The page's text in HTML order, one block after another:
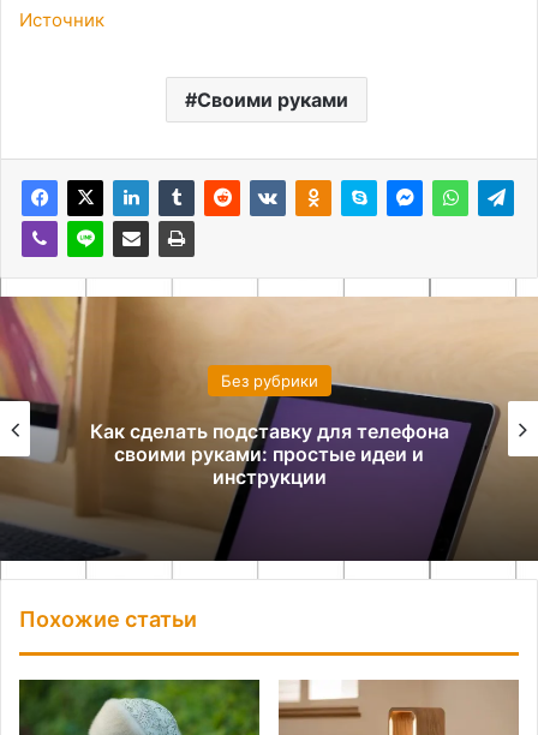
Источник
Своими руками
Без рубрики
Как сделать подставку для телефона
своими руками: простые идеи и
инструкции
Похожие статьи